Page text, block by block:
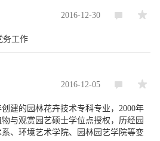
2016-12-30
务工作
2016-12-05
建的园林花卉技术专科专业，2000年
与观赏园艺硕士学位点授权，历经园
、环境艺术学院、园林园艺学院等变